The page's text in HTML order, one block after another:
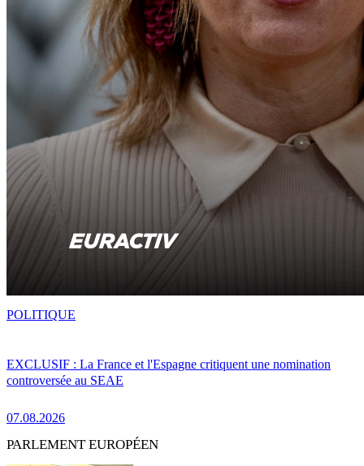
EXCLUSIF : La France et l'Espagne critiquent une nomination
controversée au SEAE
07.08.2026
POLITIQUE
PARLEMENT EUROPÉEN